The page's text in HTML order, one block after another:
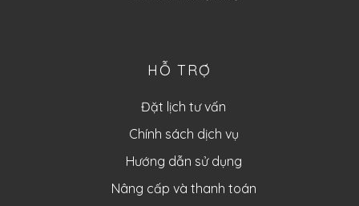
HỖ TRỢ
Đặt lịch tư vấn
Chính sách dịch vụ
Hướng dẫn sử dụng
Nâng cấp và thanh toán